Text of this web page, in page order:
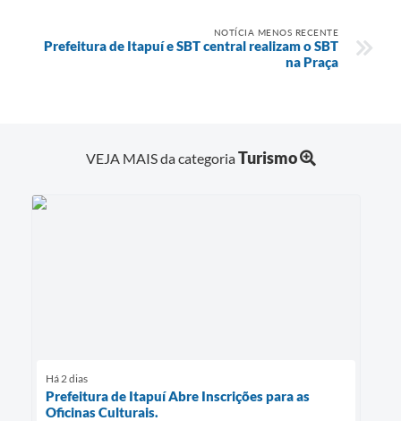
NOTÍCIA MENOS RECENTE
Prefeitura de Itapuí e SBT central realizam o SBT
na Praça
VEJA MAIS da categoriaTurismo
Há 2 dias
Prefeitura de Itapuí Abre Inscrições para as
Oficinas Culturais.